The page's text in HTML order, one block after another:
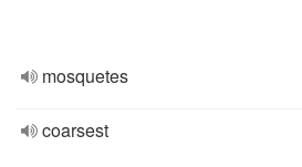
mosquetes
coarsest